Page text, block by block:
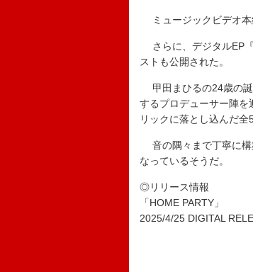
ミュージックビデオ本
さらに、デジタルEP『
ストも公開された。
甲田まひるの24歳の誕
するプロデューサー陣を
リックに落とし込んだ全
音の隅々まで丁寧に構
なっているそうだ。
◎リリース情報
「HOME PARTY」
2025/4/25 DIGITAL